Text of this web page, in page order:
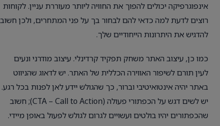
אינפוגרפיקה יכולים להפוך את החוויה ליותר מעוררת עניין. לקוחות
רוצים לדעת למה כדאי להם לבחור בך על פני המתחרים, ולכן חשוב
להדגיש את היתרונות הייחודיים שלך.
כמו כן, עיצוב האתר משחק תפקיד קרדינלי. עיצוב מודרני ונעים
לעין תורם לשיפור האווירה הכללית של האתר. יש לדאוג שהניווט
באתר יהיה אינטואיטיבי וברור, כך שהגולש יידע לאן לפנות בכל רגע.
יש לשים דגש על הכפתורי פעולה (CTA – Call to Action); חשוב
שהכפתורים יהיו בולטים ועשויים לגרום לגולש לפעול באופן מיידי.